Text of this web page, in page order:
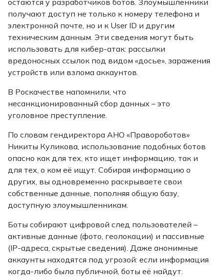
остаются у разработчиков ботов. Злоумышленники
получают доступ не только к номеру телефона и
электронной почте, но и к User ID и другим
техническим данным. Эти сведения могут быть
использовать для кибер-атак: рассылки
вредоносных ссылок под видом «досье», заражения
устройств или взлома аккаунтов.
В Роскачестве напомнили, что
несанкционированный сбор данных – это
уголовное преступление.
По словам гендиректора АНО «Правороботов»
Никиты Куликова, использование подобных ботов
опасно как для тех, кто ищет информацию, так и
для тех, о ком её ищут. Собирая информацию о
других, вы одновременно раскрываете свои
собственные данные, пополняя общую базу,
доступную злоумышленникам.
Боты собирают цифровой след пользователей –
активные данные (фото, геолокации) и пассивные
(IP-адреса, скрытые сведения). Даже анонимные
аккаунты находятся под угрозой: если информация
когда-либо была публичной, боты её найдут.